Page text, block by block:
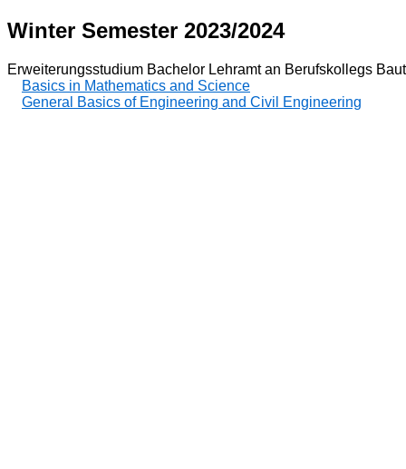
Winter Semester 2023/2024
Erweiterungsstudium Bachelor Lehramt an Berufskollegs
Basics in Mathematics and Science
General Basics of Engineering and Civil Engineering